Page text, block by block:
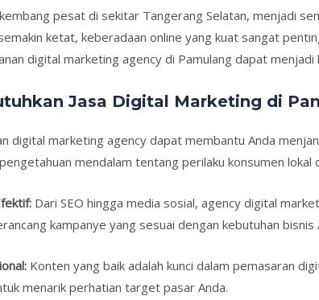
pesat di sekitar Tangerang Selatan, menjadi
ketat, keberadaan online yang kuat sangat
digital marketing agency di Pamulang dapat
Jasa Digital Marketing di
digital marketing agency dapat membantu Anda
mendalam tentang perilaku konsumen
Dari SEO hingga media sosial, agency digital
kampanye yang sesuai dengan kebutuhan bisnis
Konten yang baik adalah kunci dalam pemasaran
menarik perhatian target pasar Anda.